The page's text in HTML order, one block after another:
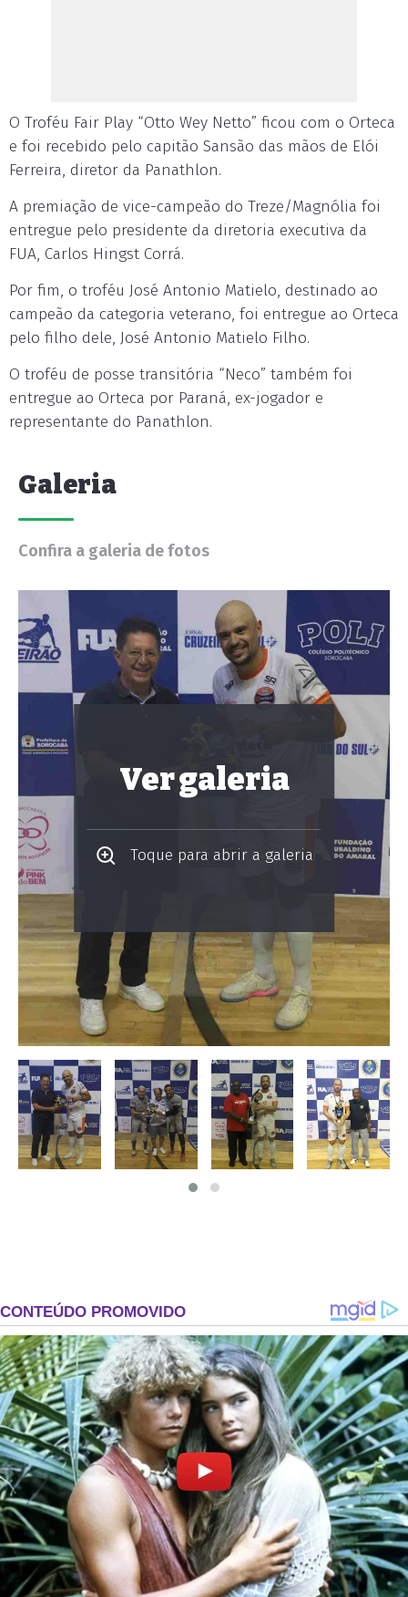
O Troféu Fair Play “Otto Wey Netto” ficou com o Orteca
e foi recebido pelo capitão Sansão das mãos de Elói
Ferreira, diretor da Panathlon.
A premiação de vice-campeão do Treze/Magnólia foi
entregue pelo presidente da diretoria executiva da
FUA, Carlos Hingst Corrá.
Por fim, o troféu José Antonio Matielo, destinado ao
campeão da categoria veterano, foi entregue ao Orteca
pelo filho dele, José Antonio Matielo Filho.
O troféu de posse transitória “Neco” também foi
entregue ao Orteca por Paraná, ex-jogador e
representante do Panathlon.
Galeria
Confira a galeria de fotos
Ver galeria
Toque para abrir a galeria